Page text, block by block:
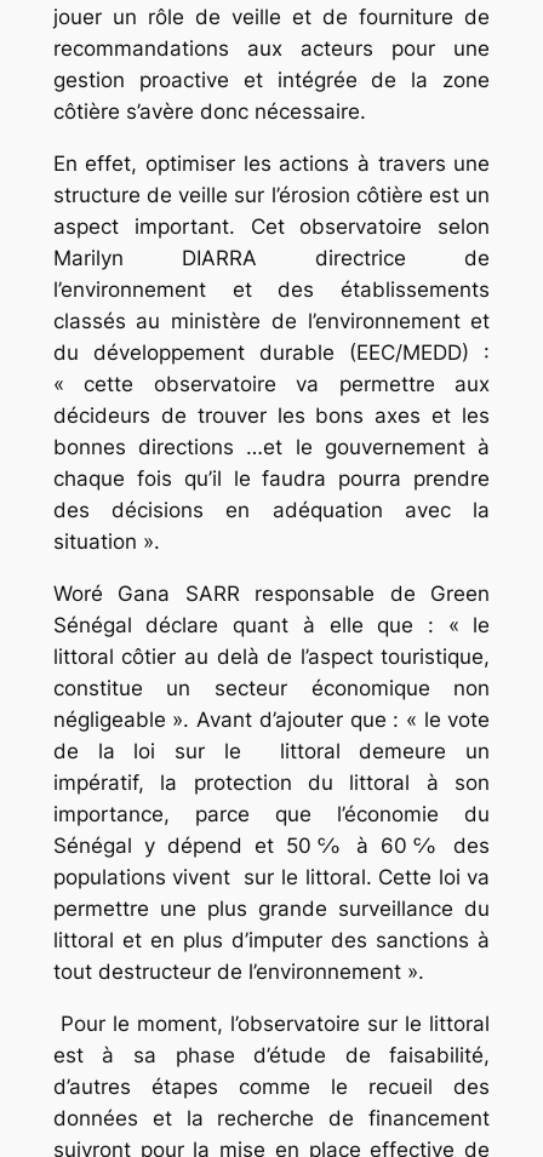
jouer un rôle de veille et de fourniture de
recommandations aux acteurs pour une
gestion proactive et intégrée de la zone
côtière s’avère donc nécessaire.
En effet, optimiser les actions à travers une
structure de veille sur l’érosion côtière est un
aspect important. Cet observatoire selon
Marilyn DIARRA directrice de
l’environnement et des établissements
classés au ministère de l’environnement et
du développement durable (EEC/MEDD) :
« cette observatoire va permettre aux
décideurs de trouver les bons axes et les
bonnes directions …et le gouvernement à
chaque fois qu’il le faudra pourra prendre
des décisions en adéquation avec la
situation ».
Woré Gana SARR responsable de Green
Sénégal déclare quant à elle que : « le
littoral côtier au delà de l’aspect touristique,
constitue un secteur économique non
négligeable ». Avant d’ajouter que : « le vote
de la loi sur le littoral demeure un
impératif, la protection du littoral à son
importance, parce que l’économie du
Sénégal y dépend et 50℅ à 60℅ des
populations vivent sur le littoral. Cette loi va
permettre une plus grande surveillance du
littoral et en plus d’imputer des sanctions à
tout destructeur de l’environnement ».
Pour le moment, l’observatoire sur le littoral
est à sa phase d’étude de faisabilité,
d’autres étapes comme le recueil des
données et la recherche de financement
suivront pour la mise en place effective de